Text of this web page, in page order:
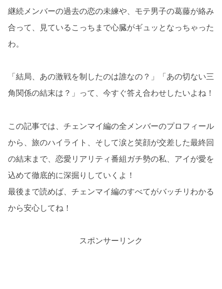
継続メンバーの過去の恋の未練や、モテ男子の葛藤が絡み
合って、見ているこっちまで心臓がギュッとなっちゃった
わ。
「結局、あの激戦を制したのは誰なの？」「あの切ない三
角関係の結末は？」って、今すぐ答え合わせしたいよね！
この記事では、チェンマイ編の全メンバーのプロフィール
から、旅のハイライト、そして涙と笑顔が交差した最終回
の結末まで、恋愛リアリティ番組ガチ勢の私、アイが愛を
込めて徹底的に深掘りしていくよ！
最後まで読めば、チェンマイ編のすべてがバッチリわかる
から安心してね！
スポンサーリンク